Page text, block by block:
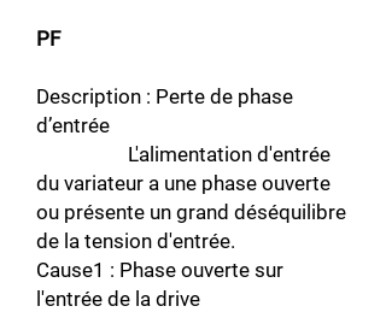
PF
Description : Perte de phase
d’entrée
L'alimentation d'entrée
du variateur a une phase ouverte
ou présente un grand déséquilibre
de la tension d'entrée.
Cause1 : Phase ouverte sur
l'entrée de la drive